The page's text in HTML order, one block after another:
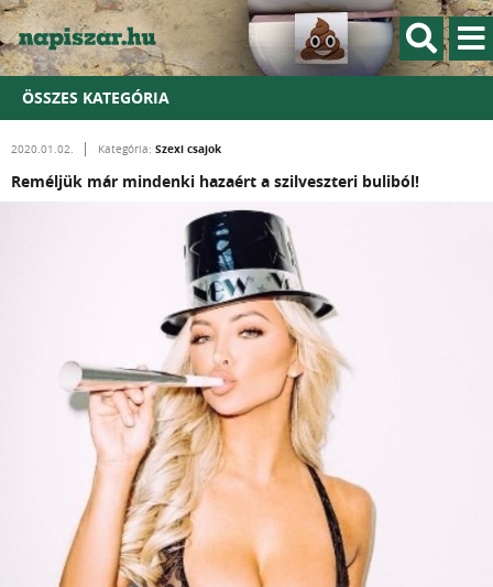
ÖSSZES KATEGÓRIA
2020.01.02. Kategória: Szexi csajok
Reméljük már mindenki hazaért a szilveszteri buliból!